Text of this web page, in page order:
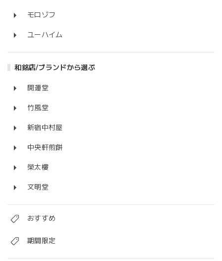
モロゾフ
ユーハイム
和銘店/ブランドから選ぶ
開運堂
竹風堂
新宿中村屋
中央軒煎餅
榮太樓
文明堂
おすすめ
期間限定